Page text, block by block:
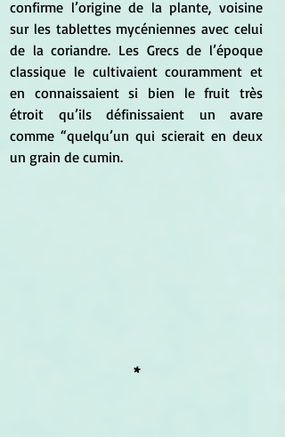
confirme l’origine de la plante, voisine
sur les tablettes mycéniennes avec celui
de la coriandre. Les Grecs de l’époque
classique le cultivaient couramment et
en connaissaient si bien le fruit très
étroit qu’ils définissaient un avare
comme “quelqu’un qui scierait en deux
un grain de cumin.
*